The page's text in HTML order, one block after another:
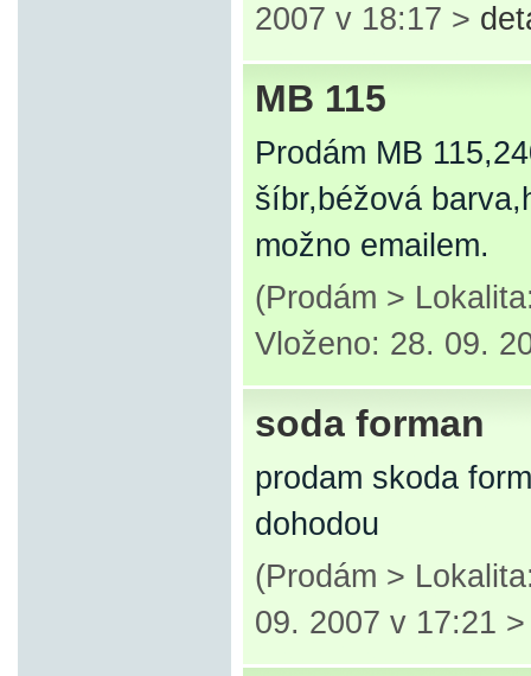
2007 v 18:17 >
MB 115
Prodám MB
šíbr,béžová
možno emailem.
(Prodám >
Vloženo: 28. 09.
soda forman
prodam skoda
dohodou
(Prodám >
09. 2007 v 17:21